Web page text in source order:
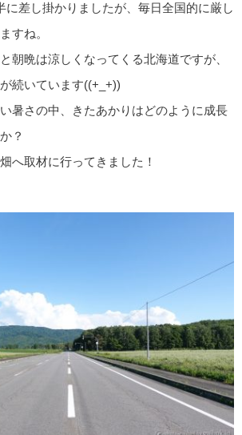
に差し掛かりましたが、毎日全国的に厳し
すね。
朝晩は涼しくなってくる北海道ですが、
続いています((+_+))
暑さの中、きたあかりはどのように成長
？
へ取材に行ってきました！